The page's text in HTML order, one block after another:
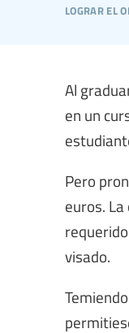
lograr el
Al
en un
Pero
euros.
visado.